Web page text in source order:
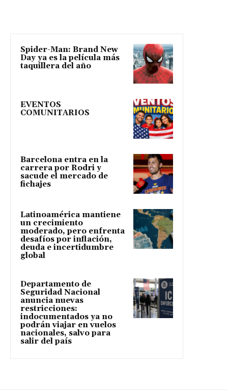
Spider-Man: Brand New
Day ya es la película más
taquillera del año
EVENTOS
COMUNITARIOS
Barcelona entra en la
carrera por Rodri y
sacude el mercado de
fichajes
Latinoamérica mantiene
un crecimiento
moderado, pero enfrenta
desafíos por inflación,
deuda e incertidumbre
global
Departamento de
Seguridad Nacional
anuncia nuevas
restricciones:
indocumentados ya no
podrán viajar en vuelos
nacionales, salvo para
salir del país